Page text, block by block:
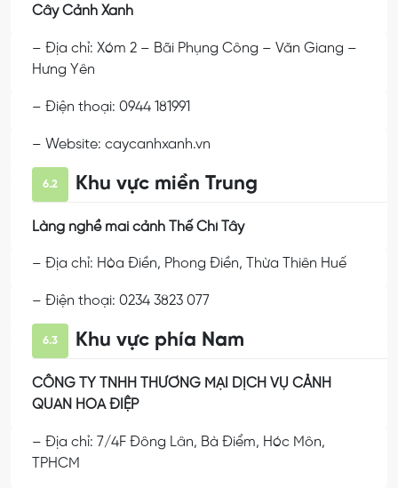
Cây Cảnh Xanh
– Địa chỉ: Xóm 2 – Bãi Phụng Công – Văn Giang –
Hưng Yên
– Điện thoại: 0944 181991
– Website: caycanhxanh.vn
6.2 Khu vực miền Trung
Làng nghề mai cảnh Thế Chí Tây
– Địa chỉ: Hòa Điền, Phong Điền, Thừa Thiên Huế
– Điện thoại: 0234 3823 077
6.3 Khu vực phía Nam
CÔNG TY TNHH THƯƠNG MẠI DỊCH VỤ CẢNH
QUAN HOA ĐIỆP
– Địa chỉ: 7/4F Đông Lân, Bà Điểm, Hóc Môn,
TPHCM